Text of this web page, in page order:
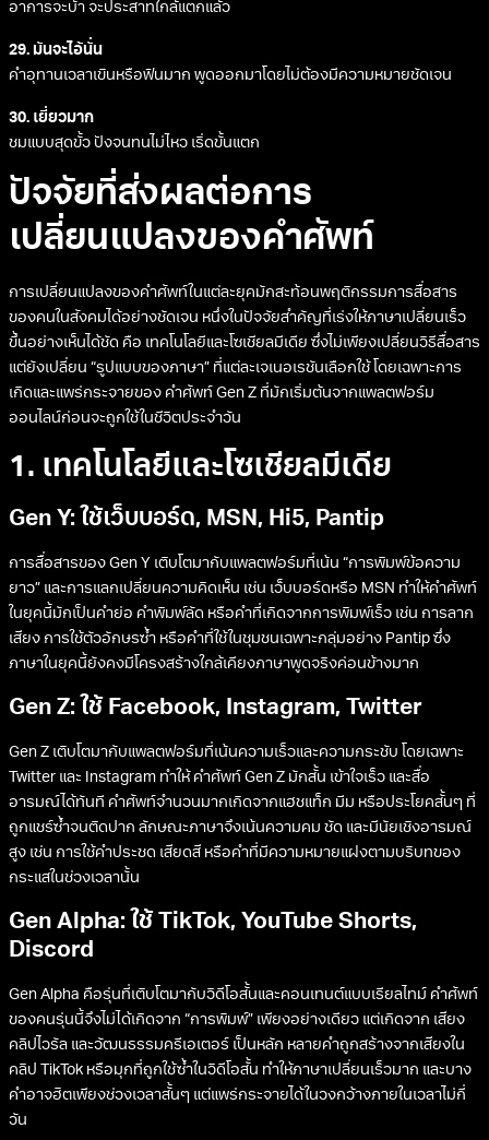
อาการจะบ้า จะประสาทใกล้แตกแล้ว
29. มันจะไอ้นั่น
คำอุทานเวลาเขินหรือฟินมาก พูดออกมาโดยไม่ต้องมีความหมายชัดเจน
30. เยี่ยวมาก
ชมแบบสุดขั้ว ปังจนทนไม่ไหว เริ่ดขั้นแตก
ปัจจัยที่ส่งผลต่อการ
เปลี่ยนแปลงของคำศัพท์
การเปลี่ยนแปลงของคำศัพท์ในแต่ละยุคมักสะท้อนพฤติกรรมการสื่อสาร
ของคนในสังคมได้อย่างชัดเจน หนึ่งในปัจจัยสำคัญที่เร่งให้ภาษาเปลี่ยนเร็ว
ขึ้นอย่างเห็นได้ชัด คือ เทคโนโลยีและโซเชียลมีเดีย ซึ่งไม่เพียงเปลี่ยนวิธีสื่อสาร
แต่ยังเปลี่ยน “รูปแบบของภาษา” ที่แต่ละเจเนอเรชันเลือกใช้ โดยเฉพาะการ
เกิดและแพร่กระจายของ คําศัพท์ Gen Z ที่มักเริ่มต้นจากแพลตฟอร์ม
ออนไลน์ก่อนจะถูกใช้ในชีวิตประจำวัน
1. เทคโนโลยีและโซเชียลมีเดีย
Gen Y: ใช้เว็บบอร์ด, MSN, Hi5, Pantip
การสื่อสารของ Gen Y เติบโตมากับแพลตฟอร์มที่เน้น “การพิมพ์ข้อความ
ยาว” และการแลกเปลี่ยนความคิดเห็น เช่น เว็บบอร์ดหรือ MSN ทำให้คำศัพท์
ในยุคนี้มักเป็นคำย่อ คำพิมพ์ลัด หรือคำที่เกิดจากการพิมพ์เร็ว เช่น การลาก
เสียง การใช้ตัวอักษรซ้ำ หรือคำที่ใช้ในชุมชนเฉพาะกลุ่มอย่าง Pantip ซึ่ง
ภาษาในยุคนี้ยังคงมีโครงสร้างใกล้เคียงภาษาพูดจริงค่อนข้างมาก
Gen Z: ใช้ Facebook, Instagram, Twitter
Gen Z เติบโตมากับแพลตฟอร์มที่เน้นความเร็วและความกระชับ โดยเฉพาะ
Twitter และ Instagram ทำให้ คําศัพท์ Gen Z มักสั้น เข้าใจเร็ว และสื่อ
อารมณ์ได้ทันที คำศัพท์จำนวนมากเกิดจากแฮชแท็ก มีม หรือประโยคสั้นๆ ที่
ถูกแชร์ซ้ำจนติดปาก ลักษณะภาษาจึงเน้นความคม ชัด และมีนัยเชิงอารมณ์
สูง เช่น การใช้คำประชด เสียดสี หรือคำที่มีความหมายแฝงตามบริบทของ
กระแสในช่วงเวลานั้น
Gen Alpha: ใช้ TikTok, YouTube Shorts,
Discord
Gen Alpha คือรุ่นที่เติบโตมากับวิดีโอสั้นและคอนเทนต์แบบเรียลไทม์ คำศัพท์
ของคนรุ่นนี้จึงไม่ได้เกิดจาก “การพิมพ์” เพียงอย่างเดียว แต่เกิดจาก เสียง
คลิปไวรัล และวัฒนธรรมครีเอเตอร์ เป็นหลัก หลายคำถูกสร้างจากเสียงใน
คลิป TikTok หรือมุกที่ถูกใช้ซ้ำในวิดีโอสั้น ทำให้ภาษาเปลี่ยนเร็วมาก และบาง
คำอาจฮิตเพียงช่วงเวลาสั้นๆ แต่แพร่กระจายได้ในวงกว้างภายในเวลาไม่กี่
วัน